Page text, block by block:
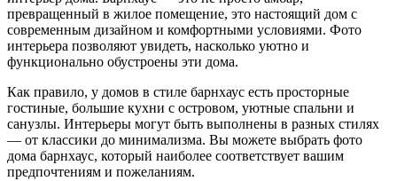
превращенный в жилое помещение, это настоящий дом с
современным дизайном и комфортными условиями. Фото
интерьера позволяют увидеть, насколько уютно и
функционально обустроены эти дома.
Как правило, у домов в стиле барнхаус есть просторные
гостиные, большие кухни с островом, уютные спальни и
санузлы. Интерьеры могут быть выполнены в разных стилях
— от классики до минимализма. Вы можете выбрать фото
дома барнхаус, который наиболее соответствует вашим
предпочтениям и пожеланиям.